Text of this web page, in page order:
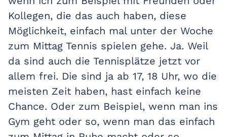
Kollegen, die das auch haben, diese
Möglichkeit, einfach mal unter der Woche
zum Mittag Tennis spielen gehe. Ja. Weil
da sind auch die Tennisplätze jetzt vor
allem frei. Die sind ja ab 17, 18 Uhr, wo die
meisten Zeit haben, hast einfach keine
Chance. Oder zum Beispiel, wenn man ins
Gym geht oder so, wenn man das einfach